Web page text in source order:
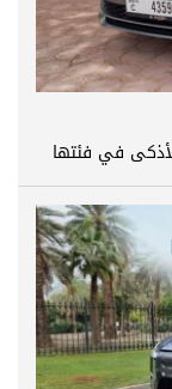
في فئتها